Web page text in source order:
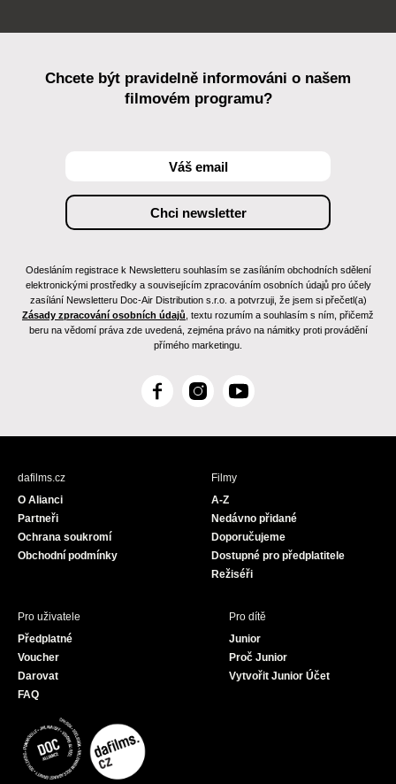
Chcete být pravidelně informováni o našem
filmovém programu?
Odesláním registrace k Newsletteru souhlasím se zasíláním obchodních sdělení
elektronickými prostředky a souvisejícím zpracováním osobních údajů pro účely
zasílání Newsletteru Doc-Air Distribution s.r.o. a potvrzuji, že jsem si přečetl(a)
Zásady zpracování osobních údajů , textu rozumím a souhlasím s ním, přičemž
beru na vědomí práva zde uvedená, zejména právo na námitky proti provádění
přímého marketingu.
F
c
I
s
Y
u
dafilms.cz
O Alianci
Partneři
Ochrana soukromí
Obchodní podmínky
Filmy
A-Z
Nedávno přidané
Doporučujeme
Dostupné pro předplatitele
Režiséři
Pro uživatele
Předplatné
Voucher
Darovat
FAQ
Pro dítě
Junior
Proč Junior
Vytvořit Junior Účet